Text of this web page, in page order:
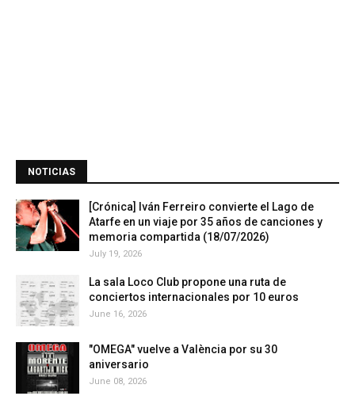
NOTICIAS
[Crónica] Iván Ferreiro convierte el Lago de
Atarfe en un viaje por 35 años de canciones y
memoria compartida (18/07/2026)
July 19, 2026
La sala Loco Club propone una ruta de
conciertos internacionales por 10 euros
June 16, 2026
"OMEGA" vuelve a València por su 30
aniversario
June 08, 2026